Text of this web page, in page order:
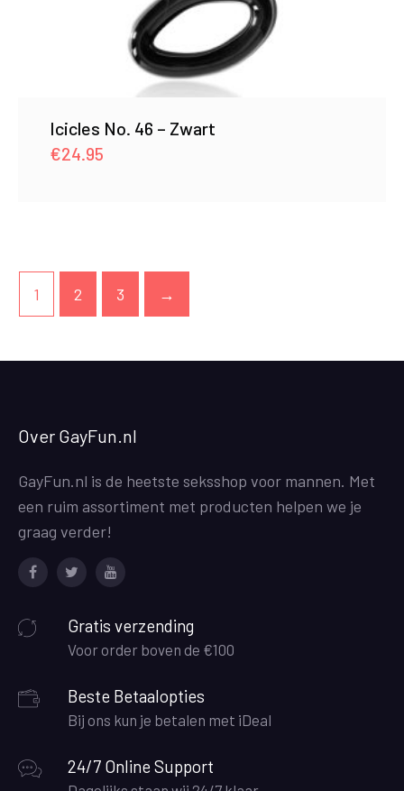
Icicles No. 46 – Zwart
€24.95
1 2 3 →
Over GayFun.nl
GayFun.nl is de heetste seksshop voor mannen. Met
een ruim assortiment met producten helpen we je
graag verder!
Gratis verzending
Voor order boven de €100
Beste Betaalopties
Bij ons kun je betalen met iDeal
24/7 Online Support